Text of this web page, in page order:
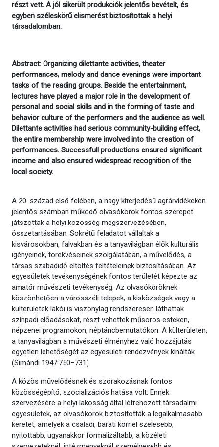
részt vett. A jól sikerült produkciók jelentős bevételt, és
egyben széleskörű elismerést biztosítottak a helyi
társadalomban.
Abstract: Organizing dilettante activities, theater
performances, melody and dance evenings were important
tasks of the reading groups. Beside the entertainment,
lectures have played a major role in the development of
personal and social skills and in the forming of taste and
behavior culture of the performers and the audience as well.
Dilettante activities had serious community-building effect,
the entire membership were involved into the creation of
performances. Successfull productions ensured significant
income and also ensured widespread recognition of the
local society.
A 20. század első felében, a nagy kiterjedésű agrárvidékeken
jelentős számban működő olvasókörök fontos szerepet
játszottak a helyi közösség megszervezésében,
összetartásában. Sokrétű feladatot vállaltak a
kisvárosokban, falvakban és a tanyavilágban élők kulturális
igényeinek, törekvéseinek szolgálatában, a művelődés, a
társas szabadidő eltöltés feltételeinek biztosításában. Az
egyesületek tevékenységének fontos területét képezte az
amatőr művészeti tevékenység. Az olvasóköröknek
köszönhetően a városszéli telepek, a kisközségek vagy a
külterületek lakói is viszonylag rendszeresen láthattak
színpadi előadásokat, részt vehettek műsoros esteken,
népzenei programokon, néptáncbemutatókon. A külterületen,
a tanyavilágban a művészeti élményhez való hozzájutás
egyetlen lehetőségét az egyesületi rendezvények kínálták
(Simándi 1947:750–731).
A közös művelődésnek és szórakozásnak fontos
közösségépítő, szocializációs hatása volt. Ennek
szervezésére a helyi lakosság által létrehozott társadalmi
egyesületek, az olvasókörök biztosították a legalkalmasabb
keretet, amelyek a családi, baráti körnél szélesebb,
nyitottabb, ugyanakkor formalizáltabb, a közéleti